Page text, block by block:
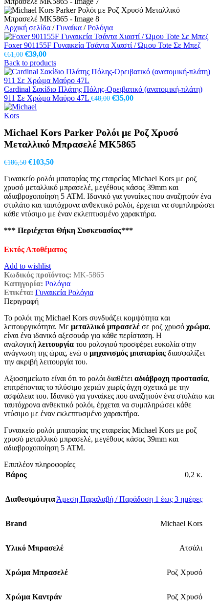
Αρχική σελίδα / Γυναίκα / Ρολόγια
Foxer 901155F Γυναικεία Τσάντα Χιαστί / Ώμου Tote Σε Μπεζ
€61,00 Original
price
was:
€61,00.
€39,00Η
τρέχουσα
τιμή
είναι:
€39,00.
Back to products
Cardinal Σακίδιο Πλάτης Πόλης-Ορειβατικό (ανατομική-πλάτη)
911 Σε Χρώμα Μαύρο 47L €48,00 Original
€35,00Η
€35,00.
Michael Kors Parker Ρολόι με Ροζ Χρυσό
Μεταλλικό Μπρασελέ MK5865
€186,50 Original
was:
€186,50.
€103,50Η
τιμή
είναι:
€103,50.
Γυναικείο ρολόι μπαταρίας της εταιρείας Michael Kors με ροζ
χρυσό μεταλλικό μπρασελέ, μεγέθους κάσας 39mm και
αδιαβροχοποίηση 5 ATM. Ιδανικό για γυναίκες που αναζητούν ένα
στυλάτο και ταυτόχρονα ανθεκτικό ρολόι, έρχεται να συμπληρώσει
κάθε ντύσιμο με έναν εκλεπτυσμένο χαρακτήρα.
*** Περιέχεται Θήκη Συσκευασίας***
Εκτός Αποθέματος
Add to wishlist
Κωδικός προϊόντος: MK-5865
Κατηγορία: Ρολόγια
Ετικέτα: Γυναικεία Ρολόγια
Περιγραφή
Το ρολόι της Michael Kors συνδυάζει κομψότητα και
λειτουργικότητα. Με μεταλλικό μπρασελέ σε ροζ χρυσό χρώμα,
είναι ένα ιδανικό αξεσουάρ για κάθε περίσταση. Η
αναλογική λειτουργία του ρολογιού προσφέρει ευκολία στην
ανάγνωση της ώρας, ενώ ο μηχανισμός μπαταρίας διασφαλίζει
την ακριβή λειτουργία του.
Αξιοσημείωτο είναι ότι το ρολόι διαθέτει αδιάβροχη προστασία,
επιτρέποντας το πλύσιμο χεριών χωρίς άγχη σχετικά με την
ασφάλεια του. Ιδανικό για γυναίκες που αναζητούν ένα στυλάτο και
ταυτόχρονα ανθεκτικό ρολόι, έρχεται να συμπληρώσει κάθε
ντύσιμο με έναν εκλεπτυσμένο χαρακτήρα.
Γυναικείο ρολόι μπαταρίας της εταιρείας Michael Kors με ροζ
χρυσό μεταλλικό μπρασελέ, μεγέθους κάσας 39mm και
αδιαβροχοποίηση 5 ATM.
Επιπλέον πληροφορίες
Βάρος
0,2 κ.
ΔιαθεσιμότηταΆμεση Παραλαβή / Παράδοση 1 έως 3 ημέρες
Brand Michael Kors
Υλικό Μπρασελέ Ατσάλι
Χρώμα Μπρασελέ Ροζ Χρυσό
Χρώμα Καντράν Ροζ Χρυσό